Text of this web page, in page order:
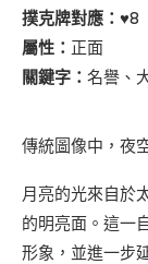
撲克牌對應： ♥8
屬性： 正面
關鍵字： 名譽、
傳統圖像中，夜
月亮的光來自於
的明亮面。這一
形象，並進一步